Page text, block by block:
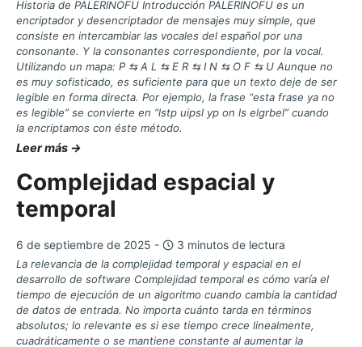
Historia de PALERINOFU Introducción PALERINOFU es un
encriptador y desencriptador de mensajes muy simple, que
consiste en intercambiar las vocales del español por una
consonante. Y la consonantes correspondiente, por la vocal.
Utilizando un mapa: P ⇆ A L ⇆ E R ⇆ I N ⇆ O F ⇆ U Aunque no
es muy sofisticado, es suficiente para que un texto deje de ser
legible en forma directa. Por ejemplo, la frase “esta frase ya no
es legible” se convierte en “lstp uipsl yp on ls elgrbel” cuando
la encriptamos con éste método.
Leer más →
Complejidad espacial y
temporal
6 de septiembre de 2025 - 3 minutos de lectura
La relevancia de la complejidad temporal y espacial en el
desarrollo de software Complejidad temporal es cómo varía el
tiempo de ejecución de un algoritmo cuando cambia la cantidad
de datos de entrada. No importa cuánto tarda en términos
absolutos; lo relevante es si ese tiempo crece linealmente,
cuadráticamente o se mantiene constante al aumentar la